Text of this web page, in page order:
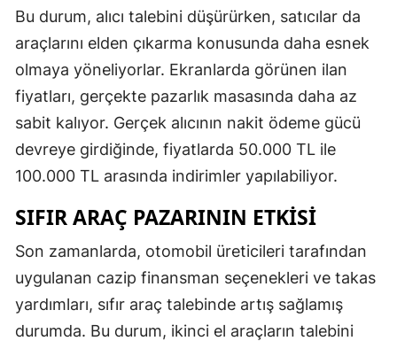
Bu durum, alıcı talebini düşürürken, satıcılar da
araçlarını elden çıkarma konusunda daha esnek
olmaya yöneliyorlar. Ekranlarda görünen ilan
fiyatları, gerçekte pazarlık masasında daha az
sabit kalıyor. Gerçek alıcının nakit ödeme gücü
devreye girdiğinde, fiyatlarda 50.000 TL ile
100.000 TL arasında indirimler yapılabiliyor.
SIFIR ARAÇ PAZARININ ETKISI
Son zamanlarda, otomobil üreticileri tarafından
uygulanan cazip finansman seçenekleri ve takas
yardımları, sıfır araç talebinde artış sağlamış
durumda. Bu durum, ikinci el araçların talebini